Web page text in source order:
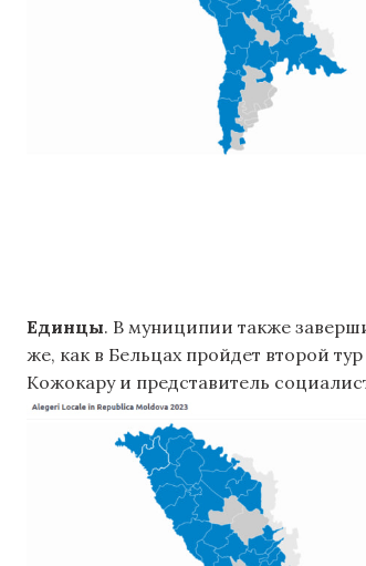
Единцы. В муниципии также
же, как в Бельцах пройдет второй
Кожокару и представитель